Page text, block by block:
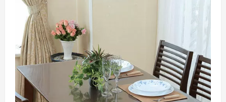
ル
ス・
抗
菌
テ
ー
ブ
【両